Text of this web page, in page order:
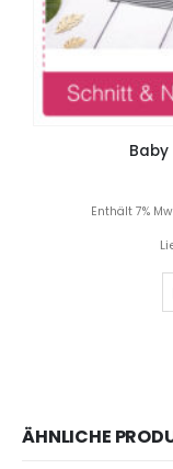
Baby
Enthält 7%
ÄHNLICHE